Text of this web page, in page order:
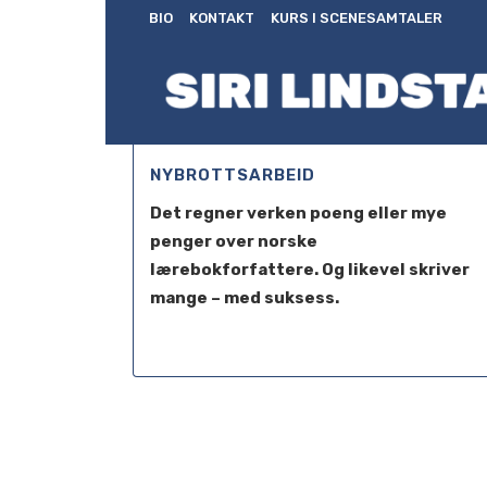
BIO KONTAKT KURS I SCENESAMTALER
NYBROTTSARBEID
Det regner verken poeng eller mye
penger over norske
lærebokforfattere. Og likevel skriver
mange – med suksess.